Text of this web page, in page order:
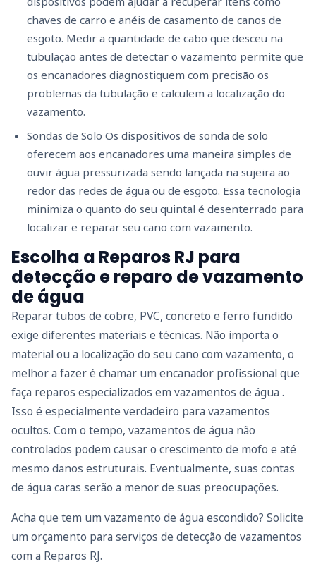
chaves de carro e anéis de casamento de canos de
esgoto. Medir a quantidade de cabo que desceu na
tubulação antes de detectar o vazamento permite que
os encanadores diagnostiquem com precisão os
problemas da tubulação e calculem a localização do
vazamento.
Sondas de Solo Os dispositivos de sonda de solo
oferecem aos encanadores uma maneira simples de
ouvir água pressurizada sendo lançada na sujeira ao
redor das redes de água ou de esgoto. Essa tecnologia
minimiza o quanto do seu quintal é desenterrado para
localizar e reparar seu cano com vazamento.
Escolha a Reparos RJ para
detecção e reparo de vazamento
de água
Reparar tubos de cobre, PVC, concreto e ferro fundido
exige diferentes materiais e técnicas. Não importa o
material ou a localização do seu cano com vazamento, o
melhor a fazer é chamar um encanador profissional que
faça reparos especializados em vazamentos de água .
Isso é especialmente verdadeiro para vazamentos
ocultos. Com o tempo, vazamentos de água não
controlados podem causar o crescimento de mofo e até
mesmo danos estruturais. Eventualmente, suas contas
de água caras serão a menor de suas preocupações.
Acha que tem um vazamento de água escondido? Solicite
um orçamento para serviços de detecção de vazamentos
com a Reparos RJ.